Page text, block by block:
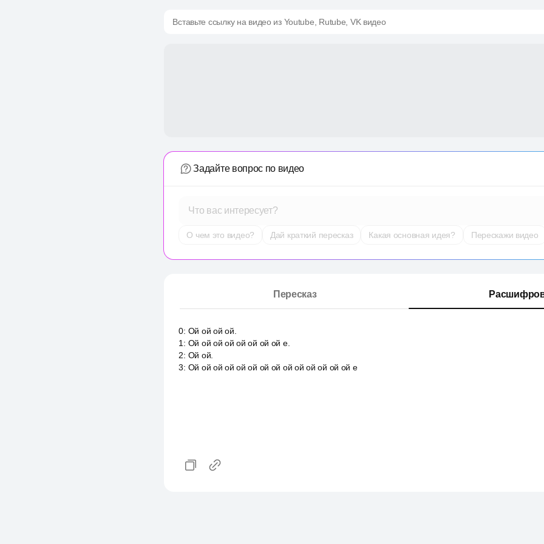
Вставьте ссылку на видео из Youtube, Rutube, VK видео
Задайте вопрос по видео
Что вас интересует?
О чем это видео? Дай краткий пересказ Какая основная идея? Перескажи видео
Пересказ
0: Ой ой ой ой.
1 : Ой ой ой ой ой ой ой ой е.
2: Ой ой.
3: Ой ой ой ой ой ой ой ой ой ой ой ой ой ой е